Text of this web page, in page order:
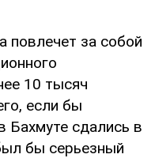
повлечет за собой
10 тысяч
если бы
Бахмуте сдались в
бы серьезный